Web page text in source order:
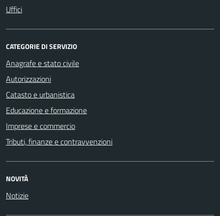
Uffici
CATEGORIE DI SERVIZIO
Anagrafe e stato civile
Autorizzazioni
Catasto e urbanistica
Educazione e formazione
Imprese e commercio
Tributi, finanze e contravvenzioni
NOVITÀ
Notizie